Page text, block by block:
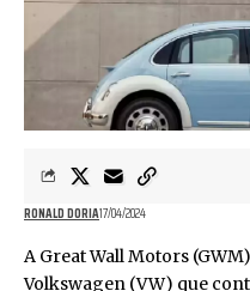
RONALD DORIA17/04/2024
A Great Wall Motors
Volkswagen (VW) que